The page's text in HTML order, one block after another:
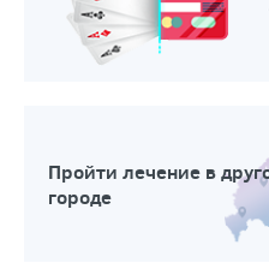
Пройти лечение в
городе